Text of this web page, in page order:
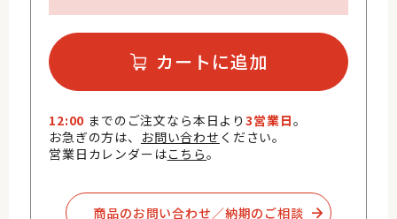
カートに追加
12:00 までのご注文なら本日より3営業日。
お急ぎの方は、 お問い合わせ ください。
営業日カレンダーはこちら。
商品のお問い合わせ／納期のご相談​